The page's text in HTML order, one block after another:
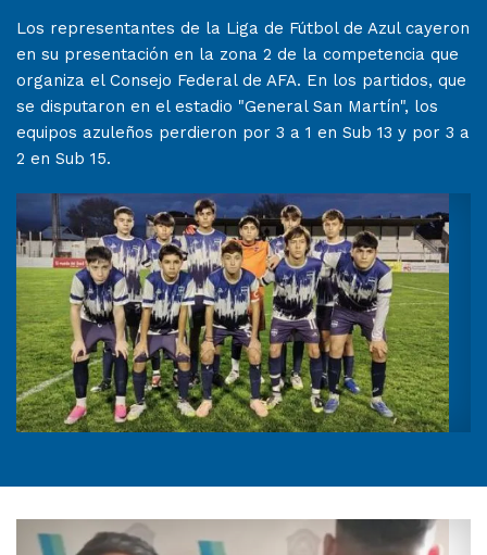
Los representantes de la Liga de Fútbol de Azul cayeron
en su presentación en la zona 2 de la competencia que
organiza el Consejo Federal de AFA. En los partidos, que
se disputaron en el estadio "General San Martín", los
equipos azuleños perdieron por 3 a 1 en Sub 13 y por 3 a
2 en Sub 15.